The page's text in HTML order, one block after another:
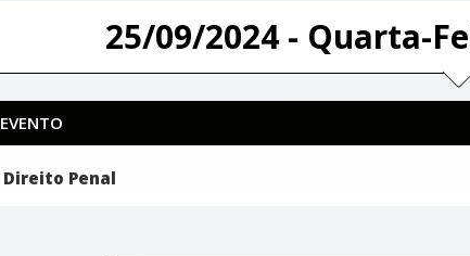
25/09/2024 - Quarta-
EVENTO
Direito Penal